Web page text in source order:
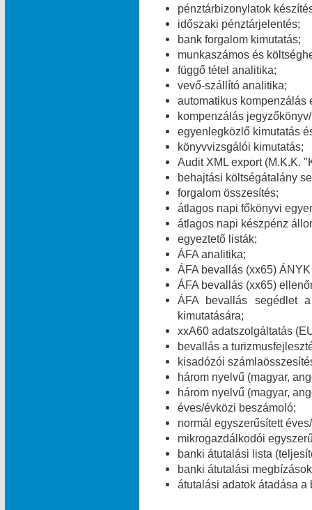
pénztárbizonylatok
időszaki pénztárjelentés;
bank forgalom kimutatás;
munkaszámos és
függő tétel analitika;
vevő-szállító analitika;
automatikus kompenzálás
kompenzálás
egyenlegközlő kimutatás
könyvvizsgálói kimutatás;
Audit XML export (M.K.K.
behajtási költségátalány
forgalom összesítés;
átlagos napi főkönyvi
átlagos napi készpénz
egyeztető listák;
ÁFA analitika;
ÁFA bevallás (xx65)
ÁFA bevallás (xx65)
ÁFA bevallás segédlet
kimutatására;
xxA60 adatszolgáltatás
bevallás a
kisadózói
három nyelvű (magyar,
három nyelvű (magyar,
éves/évközi beszámoló;
normál egyszerűsített
mikrogazdálkodói
banki átutalási lista
banki átutalási
átutalási adatok átadása